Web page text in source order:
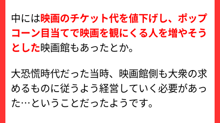
中には映画のチケット代を値下げし、ポップ
コーン目当てで映画を観にくる人を増やそう
とした映画館もあったとか。
大恐慌時代だった当時、映画館側も大衆の求
めるものに従うよう経営していく必要があっ
た…ということだったようです。